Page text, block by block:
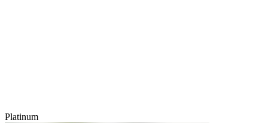
Platinum